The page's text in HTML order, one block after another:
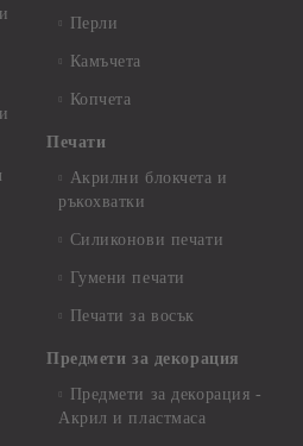
Перли
Камъчета
Копчета
Печати
Акрилни блокчета и
ръкохватки
Силиконови печати
Гумени печати
Печати за восък
Предмети за декорация
Предмети за декорация -
Акрил и пластмаса